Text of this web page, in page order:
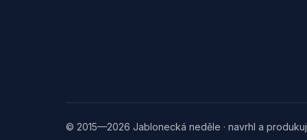
© 2015—2026 Jablonecká neděle · navrhl a